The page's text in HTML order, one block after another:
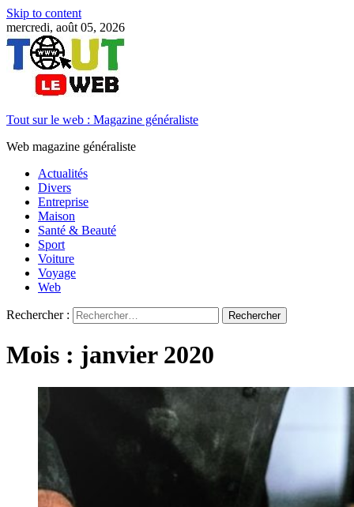
Skip to content
mercredi, août 05, 2026
Tout sur le web : Magazine généraliste
Web magazine généraliste
Actualités
Divers
Entreprise
Maison
Santé & Beauté
Sport
Voiture
Voyage
Web
Rechercher :
Mois : janvier 2020